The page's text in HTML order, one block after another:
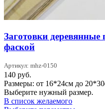
Заготовки
фаской
Артикул: mhz-0150
140 руб.
Размеры: от 16*24см до
Выберите нужный размер.
В список желаемого